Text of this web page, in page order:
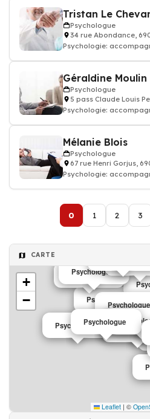
Tristan Le
Psychologue
34 rue Abondance,
Psychologie: accompagne les
Géraldine Moulin
Psychologue
5 pass Claude Louis
Psychologie: accompagne les
Mélanie Blois
Psychologue
67 rue Henri Gorjus,
Psychologie: accompagne les
0 1 2 3
CARTE
Psychologue
Psychologue
Psychologue
Psychologue
Psychologue
Psychologue
+
−
Leaflet | ©